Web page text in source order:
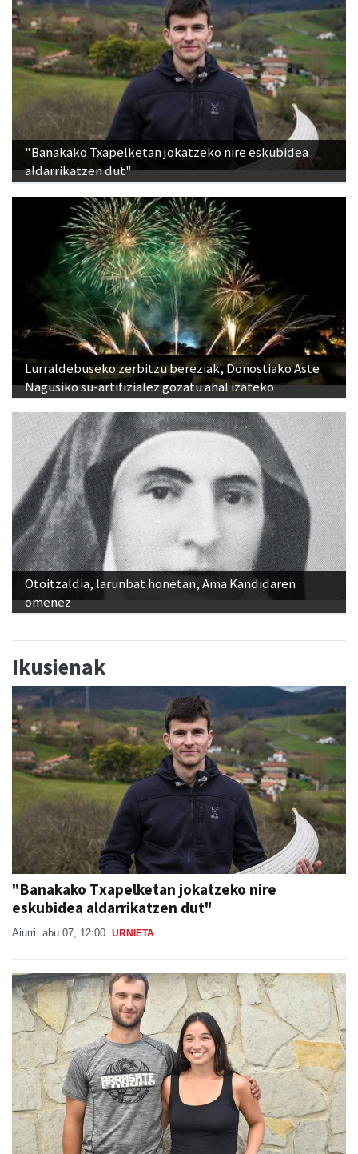
"Banakako Txapelketan jokatzeko nire eskubidea
aldarrikatzen dut"
Lurraldebuseko zerbitzu bereziak, Donostiako Aste
Nagusiko su-artifizialez gozatu ahal izateko
Otoitzaldia, larunbat honetan, Ama Kandidaren
omenez
Ikusienak
"Banakako Txapelketan jokatzeko nire
eskubidea aldarrikatzen dut"
Aiurri abu 07, 12:00 URNIETA